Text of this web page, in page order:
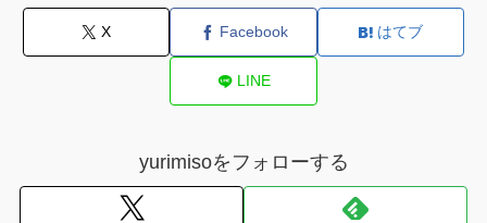
X Facebook はてブ
LINE
yurimisoをフォローする